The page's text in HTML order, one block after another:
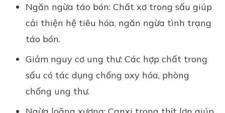
Ngăn ngừa táo bón: Chất xơ trong sấu giúp
cải thiện hệ tiêu hóa, ngăn ngừa tình trạng
táo bón.
Giảm nguy cơ ung thư: Các hợp chất trong
sấu có tác dụng chống oxy hóa, phòng
chống ung thư.